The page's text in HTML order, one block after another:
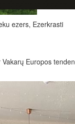
ezers, Ezerkrasti
Europos